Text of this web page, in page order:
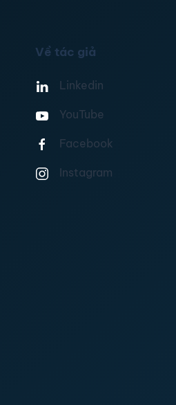
Về tác giả
Linkedin
YouTube
Facebook
Instagram